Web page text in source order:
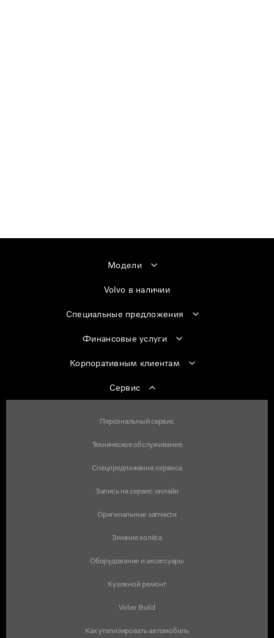
Модели
Volvo в наличии
Специальные предложения
Финансовые услуги
Корпоративным клиентам
Сервис
Персональный сервис
Техническое обслуживание
Спецпредложения сервиса
Запись на сервис онлайн
Оригинальные запчасти
Зимние колёса
Оборудование и аксессуары
Кузовной ремонт
Volvo Build
Как утилизировать автомобиль